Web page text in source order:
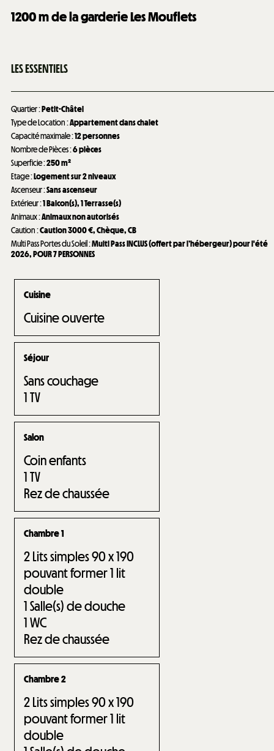
1200m de la garderie Les Mouflets
LES ESSENTIELS
Quartier:Petit-Châtel
Type de Location:Appartement dans chalet
Capacité maximale:12 personnes
Nombre de Pièces:6 pièces
Superficie:250m²
Etage:Logement sur 2 niveaux
Ascenseur:Sans ascenseur
Extérieur:1Balcon(s) 1Terrasse(s)
Animaux:Animaux non autorisés
Caution:Caution3000 € Chèque CB
Multi Pass Portes du Soleil :Multi Pass INCLUS (offert par l’hébergeur) pour l'été
2026 POUR 7 PERSONNES
Cuisine
Cuisine ouverte
Séjour
Sans couchage
1TV
Salon
Coin enfants
1TV
Rez de chaussée
Chambre 1
2Lits simples 90 x 190
pouvant former 1 lit
double
1Salle(s) de douche
1WC
Rez de chaussée
Chambre 2
2Lits simples 90 x 190
pouvant former 1 lit
double